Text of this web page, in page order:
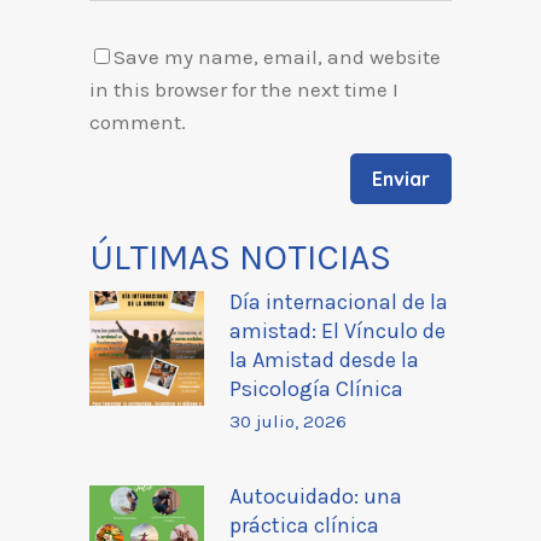
Save my name, email, and website
in this browser for the next time I
comment.
ÚLTIMAS NOTICIAS
Día internacional de la
amistad: El Vínculo de
la Amistad desde la
Psicología Clínica
30 julio, 2026
Autocuidado: una
práctica clínica